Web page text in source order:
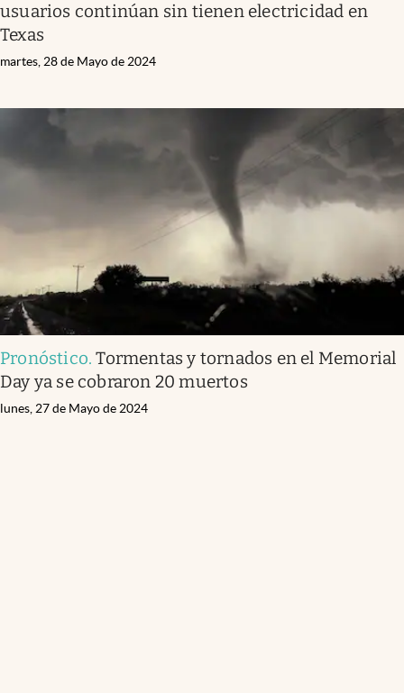
usuarios continúan sin tienen electricidad en
Texas
martes, 28 de Mayo de 2024
Pronóstico.Tormentas y tornados en el Memorial
Day ya se cobraron 20 muertos
lunes, 27 de Mayo de 2024